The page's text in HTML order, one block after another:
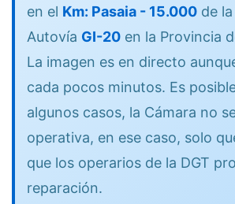
en el Km: Pasaia - 15.000 de
Autovía GI-20 en la Provincia
La imagen es en directo
cada pocos minutos. Es
algunos casos, la Cámara no
operativa, en ese caso, solo
que los operarios de la DGT
reparación.